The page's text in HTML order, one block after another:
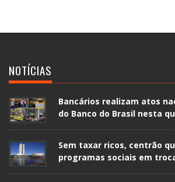
NOTÍCIAS
Bancários realizam atos
do Banco do Brasil nesta
Sem taxar ricos, centrão
programas sociais em